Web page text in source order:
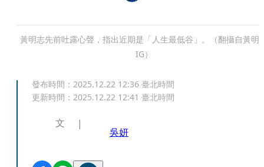
黃明志先前吐露心聲，指出近期是「人生最低谷」。（翻攝自黃明
IG）
發布時間： 2025.12.22 12:36 臺北時間
更新時間： 2025.12.22 12:41 臺北時間
文
吳妍